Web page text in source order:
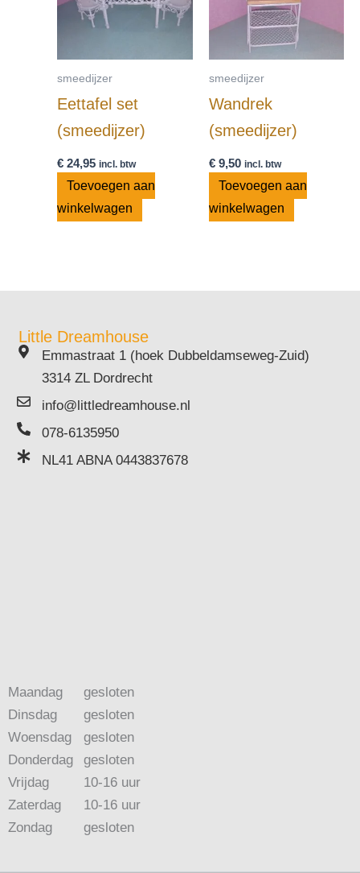
smeedijzer
Eettafel set
(smeedijzer)
€ 24,95 incl. btw
Toevoegen aan
winkelwagen
smeedijzer
Wandrek
(smeedijzer)
€9,50 incl. btw
Toevoegen aan
winkelwagen
Little Dreamhouse
Emmastraat 1 (hoek Dubbeldamseweg-Zuid)
3314 ZL Dordrecht
info@littledreamhouse.nl
078-6135950
NL41 ABNA 0443837678
Maandag
Dinsdag
Woensdag
Donderdag
Vrijdag
Zaterdag
Zondag
gesloten
gesloten
gesloten
gesloten
10-16 uur
10-16 uur
gesloten